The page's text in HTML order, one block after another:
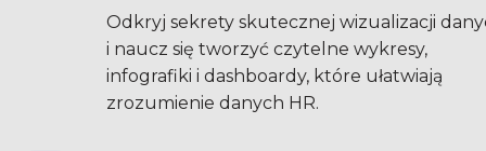
Odkryj sekrety skutecznej wizualizacji
i naucz się tworzyć czytelne wykresy,
infografiki i dashboardy, które ułatwiają
zrozumienie danych HR.